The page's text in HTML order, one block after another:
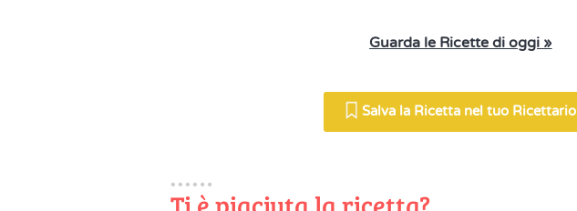
Guarda le Ricette di oggi »
Salva la Ricetta nel tuo Ricettario